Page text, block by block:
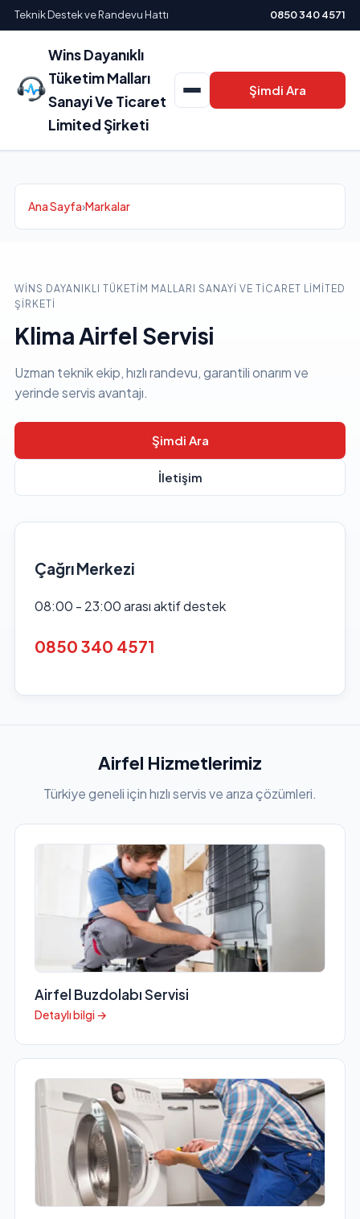
Teknik Destek ve Randevu Hattı 0850 340 4571
Wins Dayanıklı
Tüketim Malları
Sanayi Ve Ticaret
Limited Şirketi
Şimdi Ara
Ana Sayfa›Markalar
WINS DAYANIKLI TÜKETIM MALLARI SANAYI VE TICARET LIMITED
ŞIRKETI
Klima Airfel Servisi
Uzman teknik ekip, hızlı randevu, garantili onarım ve
yerinde servis avantajı.
Şimdi Ara
İletişim
Çağrı Merkezi
08:00 - 23:00 arası aktif destek
0850 340 4571
Airfel Hizmetlerimiz
Türkiye geneli için hızlı servis ve arıza çözümleri.
Airfel Buzdolabı Servisi
Detaylı bilgi →